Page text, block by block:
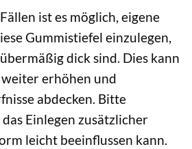
ist es möglich, eigene
Gummistiefel einzulegen,
dick sind. Dies kann
erhöhen und
abdecken. Bitte
das Einlegen zusätzlicher
leicht beeinflussen kann.